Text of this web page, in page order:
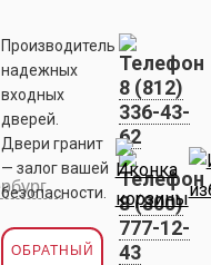
Производитель
надежных
входных
дверей.
Двери гранит
— залог вашей
безопасности.
ОБРАТНЫЙ
8 (812)
336-43-
62
8 (800)
777-12-
43